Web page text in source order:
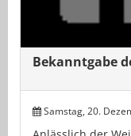
Bekanntgabe
Samstag, 20.